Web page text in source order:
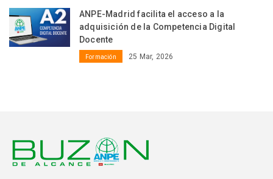
ANPE-Madrid facilita el acceso a la
adquisición de la Competencia Digital
Docente
Formación 25 Mar, 2026